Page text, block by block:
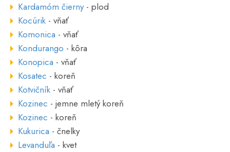
Kardamóm čierny- plod
Kocúrik - vňať
Komonica - vňať
Kondurango - kôra
Konopica - vňať
Kosatec - koreň
Kotvičník - vňať
Kozinec - jemne mletý koreň
Kozinec - koreň
Kukurica - čnelky
Levanduľa - kvet